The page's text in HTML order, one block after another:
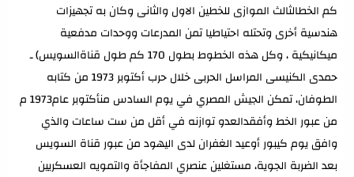
كم الخطالثالث الموازى للخطين الاول والثانى وكان به تجهيزات
هندسية أخرى وتحتله احتياطيا تمن المدرعات ووحدات مدفعية
ميكانيكية ، وكل هذه الخطوط بطول 170 كم طول قناةالسويس) ـ
حمدى الكنيسى المراسل الحربى خلال حرب أكتوبر 1973 من كتابه
الطوفان، تمكن الجيش المصري في يوم السادس منأكتوبر عام1973 م
من عبور الخط وأفقدالعدو توازنه في أقل من ست ساعات والذي
وافق يوم كيبور أوعيد الغفران لدى اليهود من عبور قناة السويس
بعد الضربة الجوية، مستغلين عنصري المفاجأة والتمويه العسكريين